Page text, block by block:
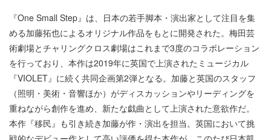
『One Small Step』は、日本の若手脚本・演出家として注目を集
める加藤拓也によるオリジナル作品をもとに開発された。梅田芸
術劇場とチャリングクロス劇場はこれまで3度のコラボレーション
を行っており、本作は2019年に英国で上演されたミュージカル
『VIOLET』に続く共同企画第2弾となる。加藤と英国のスタッフ
（照明・美術・音響ほか）がディスカッションやリーディングを
重ねながら創作を進め、新たな戯曲として上演された意欲作だ。
本作『移民』も引き続き加藤が作・演出を担当。英国において挑